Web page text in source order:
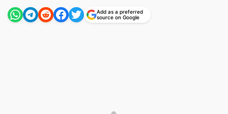
Add as a preferred
source on Google